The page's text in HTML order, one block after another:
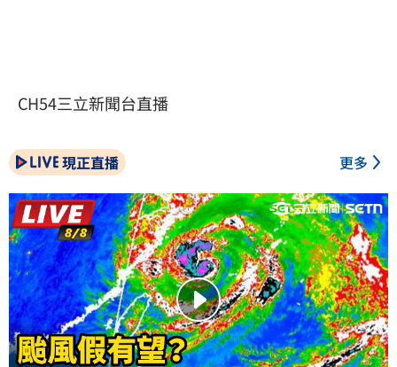
CH54三立新聞台直播
現正直播 更多